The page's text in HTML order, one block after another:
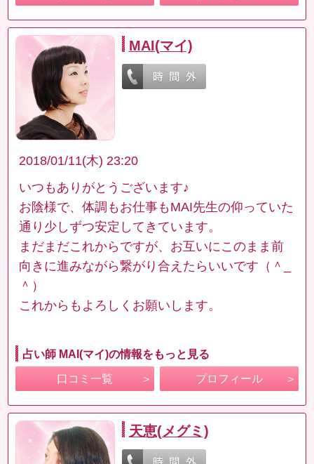
MAI(マイ)
2018/01/11(木) 23:20
いつもありがとうございます♪
お陰様で、体調もお仕事もMAI先生の仰っていた
通り少しずつ安定してきています。
まだまだこれからですが、お互いにこのまま前
向きに進みながら繋がり合えたらいいです（＾_
＾）
これからもよろしくお願いします。
占い師 MAI(マイ)の情報をもっと見る
口コミ一覧 プロフィール
天恵(メグミ)